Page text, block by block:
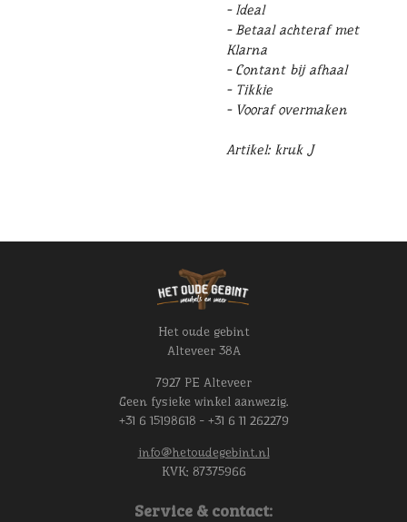
- Ideal
- Betaal achteraf met
Klarna
- Contant bij afhaal
- Tikkie
- Vooraf overmaken
Artikel: kruk J
Het oude gebint
Alteveer 38A
7927 PE Alteveer
Geen fysieke winkel aanwezig.
+31 6 15198618 - +31 6 11 262279
info@hetoudegebint.nl
KVK: 87375966
Service & contact: